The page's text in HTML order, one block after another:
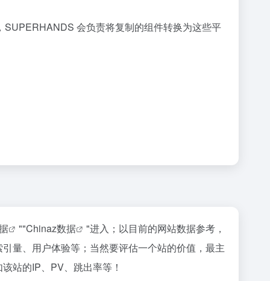
会负责将复制的组件转换为这些平
""Chinaz数据
"进入；以目前的网站数据参考，
量、用户体验等；当然要评估一个站的价值，最主
站的IP、PV、跳出率等！